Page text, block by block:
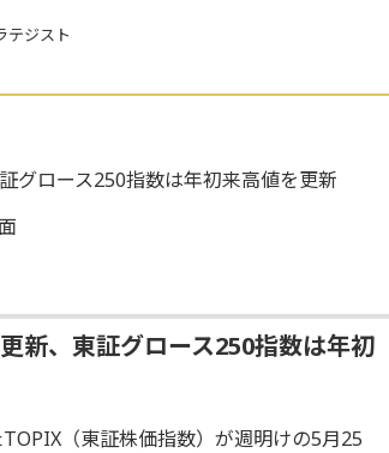
テジスト
グロース250指数は年初来高値を更新
新、東証グロース250指数は年初
（東証株価指数）が週明けの5月25